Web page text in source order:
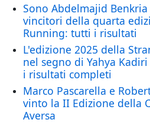
Sono Abdelmajid Benkria
vincitori della quarta
Running: tutti i risultati
L'edizione 2025 della
nel segno di Yahya
i risultati completi
Marco Pascarella e
vinto la II Edizione della
Aversa